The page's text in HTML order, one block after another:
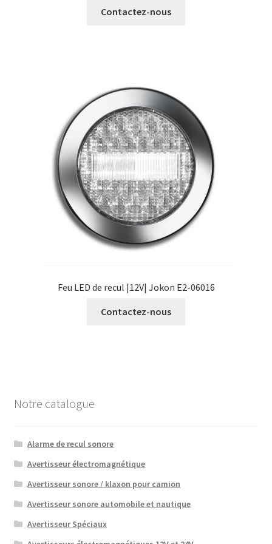
Contactez-nous
Feu LED de recul |12V| Jokon E2-06016
Contactez-nous
Notre catalogue
Alarme de recul sonore
Avertisseur électromagnétique
Avertisseur sonore / klaxon pour camion
Avertisseur sonore automobile et nautique
Avertisseur Spéciaux